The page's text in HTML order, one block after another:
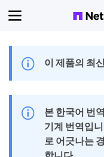
이 제품의 최
본 한국어 번
기계 번역입
로 어긋나는